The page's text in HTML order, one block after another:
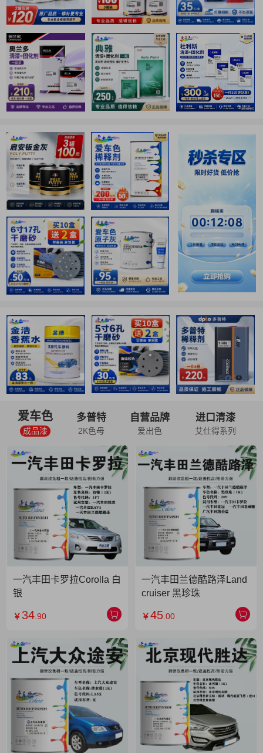
爱车色
成品漆
多普特
2K色母
自营品牌
爱出色
进口清漆
艾仕得系列
一汽丰田卡罗拉Corolla 白
银
￥ 34 .90
一汽丰田兰德酷路泽Land
cruiser 黑珍珠
￥45 .00